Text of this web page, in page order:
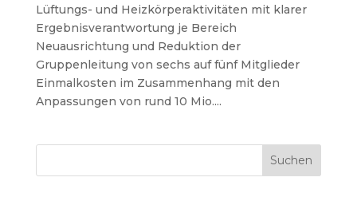
Lüftungs- und Heizkörperaktivitäten mit klarer
Ergebnisverantwortung je Bereich
Neuausrichtung und Reduktion der
Gruppenleitung von sechs auf fünf Mitglieder
Einmalkosten im Zusammenhang mit den
Anpassungen von rund 10 Mio....
Suchen